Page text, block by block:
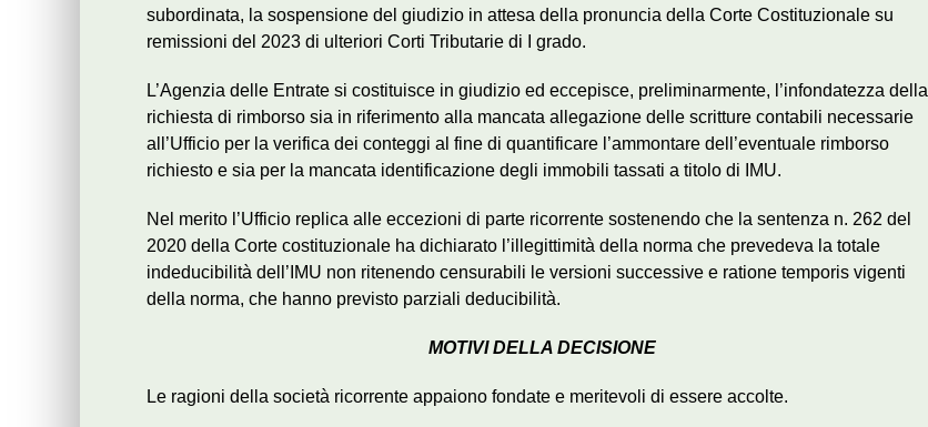
subordinata, la sospensione del giudizio in attesa della pronuncia della Corte Costituzionale su
remissioni del 2023 di ulteriori Corti Tributarie di I grado.
L’Agenzia delle Entrate si costituisce in giudizio ed eccepisce, preliminarmente, l’infondatezza della
richiesta di rimborso sia in riferimento alla mancata allegazione delle scritture contabili necessarie
all’Ufficio per la verifica dei conteggi al fine di quantificare l’ammontare dell’eventuale rimborso
richiesto e sia per la mancata identificazione degli immobili tassati a titolo di IMU.
Nel merito l’Ufficio replica alle eccezioni di parte ricorrente sostenendo che la sentenza n. 262 del
2020 della Corte costituzionale ha dichiarato l’illegittimità della norma che prevedeva la totale
indeducibilità dell’IMU non ritenendo censurabili le versioni successive e ratione temporis vigenti
della norma, che hanno previsto parziali deducibilità.
MOTIVI DELLA DECISIONE
Le ragioni della società ricorrente appaiono fondate e meritevoli di essere accolte.